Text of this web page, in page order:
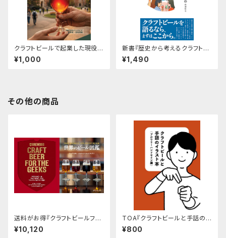
クラフトビールで起業した現役の
北海道大学院生の2年間！ 未来
開拓物語
¥1,000
新書『歴史から考えるクラフトビ
ール』
¥1,490
その他の商品
送料がお得『クラフトビールフォ
アザギークス』『世界のビール図
鑑』2冊セット
¥10,120
TOA『クラフトビールと手話の
本〈ブルワリーハンドサイン編〉』
¥800